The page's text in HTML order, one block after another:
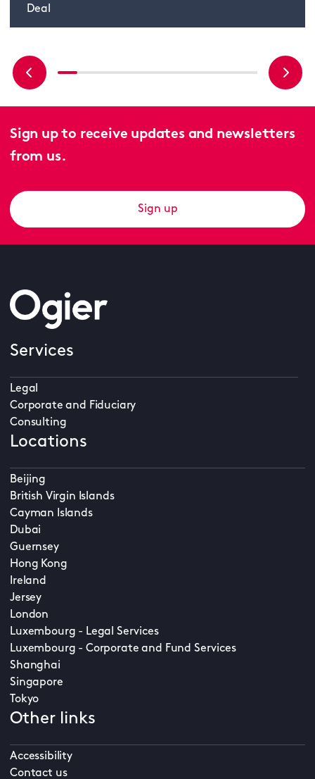
Deal
Sign up to receive updates and newsletters
from us.
Sign up
Services
Legal
Corporate and Fiduciary
Consulting
Locations
Beijing
British Virgin Islands
Cayman Islands
Dubai
Guernsey
Hong Kong
Ireland
Jersey
London
Luxembourg - Legal Services
Luxembourg - Corporate and Fund Services
Shanghai
Singapore
Tokyo
Other links
Accessibility
Contact us